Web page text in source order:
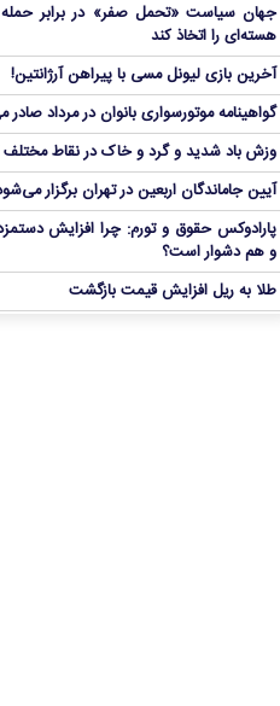
جهان سیاست «تحمل صفر» در برابر حمله
هسته‌ای را اتخاذ کند
آخرین بازی لیونل مسی با پیراهن آرژانتین!
گواهینامه موتورسواری بانوان در مرداد
وزش باد شدید و گرد و خاک در نقاط
آیین جاماندگان اربعین در تهران برگزار
پارادوکس حقوق و تورم: چرا افزایش
و هم دشوار است؟
طلا به ریل افزایش قیمت بازگشت